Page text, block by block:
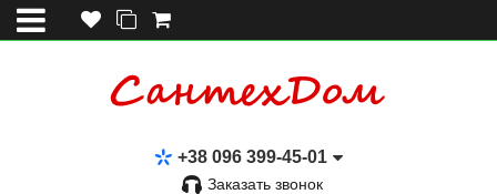
+38 096 399-45-01
Заказать звонок